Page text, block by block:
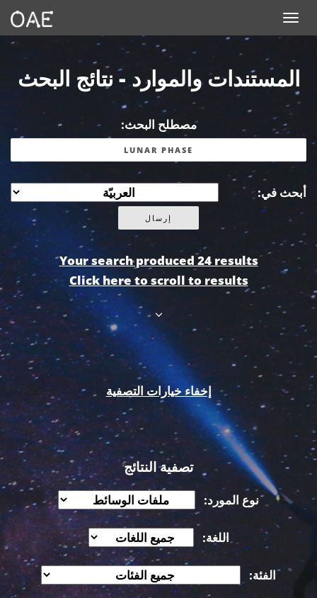
Toggle navigation
المستندات والموارد - نتائج البحث
مصطلح البحث:
أبحث في:
Your search produced 24 results
Click here to scroll to results
إخفاء خيارات التصفية
تصفية النتائج
نوع المورد:
اللغة:
الفئة: